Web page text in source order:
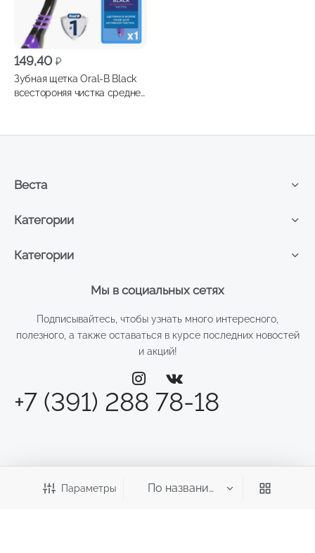
Параметры
149,40 ₽
Зубная щетка Oral-B Black
всестороняя чистка средней
Мы в социальных сетях
Подписывайтесь, чтобы узнать много интересного,
полезного, а также оставаться в курсе последних новостей
и акций!
+7 (391) 288 78-18
Категории
Категории
Веста